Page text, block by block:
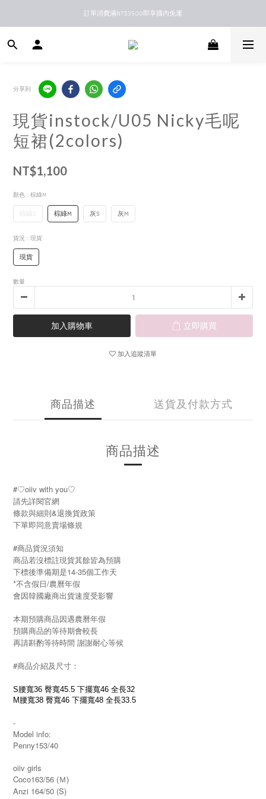
新馬港澳順豐到付配送
訂單消費滿NT$3500即享國內免運
新馬港澳順豐到付配送
分享到
現貨instock/U05 Nicky毛呢
短裙(2colors)
NT$1,100
顏色 : 棕綠M
棕綠S 棕綠M 灰S 灰M
貨況 : 現貨
現貨
數量
加入購物車 立即購買
加入追蹤清單
商品描述 送貨及付款方式
商品描述
#♡oiiv with you♡
請先詳閱官網
條款與細則&退換貨政策
下單即同意賣場條規
#商品貨況須知
商品若沒標註現貨其餘皆為預購
下標後準備期是14-35個工作天
*不含假日/農曆年假
會因韓國廠商出貨速度受影響
本期預購商品因遇農曆年假
預購商品的等待期會較長
再請斟酌等待時間 謝謝耐心等候
#商品介紹及尺寸：
S腰寬36 臀寬45.5 下擺寬46 全長32
M 腰寬38 臀寬46 下擺寬48 全長33.5
-
Model info:
Penny153/40
oiiv girls
Coco163/56 (Ｍ)
Anzi 164/50 (S)